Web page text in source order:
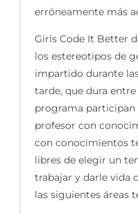
erróneamente más
Girls Code It Better
los estereotipos de
impartido durante
tarde, que dura
programa participan
profesor con
con conocimientos
libres de elegir un
trabajar y darle vida
las siguientes áreas